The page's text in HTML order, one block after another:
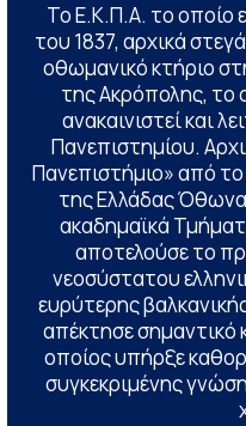
Το Ε.Κ.Π.Α. το οποίο
του 1837, αρχικά
οθωμανικό κτήριο
της Ακρόπολης, το
ανακαινιστεί και
Πανεπιστημίου.
Πανεπιστήμιο» από
της Ελλάδας
ακαδημαϊκά
αποτελούσε το
νεοσύστατου
ευρύτερης
απέκτησε σημαντικό
οποίος υπήρξε
συγκεκριμένης